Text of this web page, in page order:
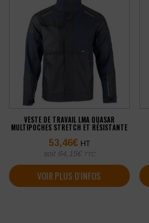
VESTE DE TRAVAIL LMA QUASAR
MULTIPOCHES STRETCH ET RÉSISTANTE
53,46€ HT
soit 64,15€ TTC
VOIR PLUS D'INFOS